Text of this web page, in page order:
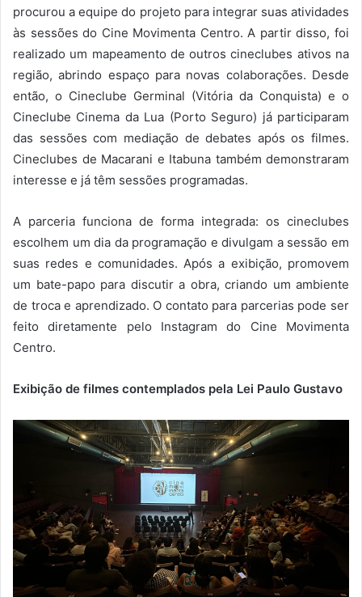
procurou a equipe do projeto para integrar suas atividades
às sessões do Cine Movimenta Centro. A partir disso, foi
realizado um mapeamento de outros cineclubes ativos na
região, abrindo espaço para novas colaborações. Desde
então, o Cineclube Germinal (Vitória da Conquista) e o
Cineclube Cinema da Lua (Porto Seguro) já participaram
das sessões com mediação de debates após os filmes.
Cineclubes de Macarani e Itabuna também demonstraram
interesse e já têm sessões programadas.
A parceria funciona de forma integrada: os cineclubes
escolhem um dia da programação e divulgam a sessão em
suas redes e comunidades. Após a exibição, promovem
um bate-papo para discutir a obra, criando um ambiente
de troca e aprendizado. O contato para parcerias pode ser
feito diretamente pelo Instagram do Cine Movimenta
Centro.
Exibição de filmes contemplados pela Lei Paulo Gustavo